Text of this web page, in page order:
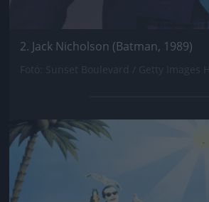
2. Jack Nicholson (Batman, 1989)
Jön még kép!